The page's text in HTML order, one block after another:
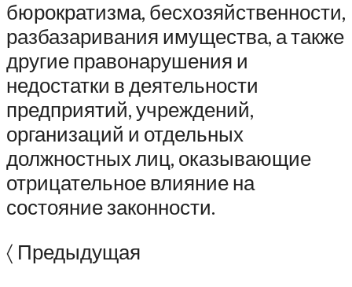
бюрократизма, бесхозяйственности,
разбазаривания имущества, а также
другие правонарушения и
недостатки в деятельности
предприятий, учреждений,
организаций и отдельных
должностных лиц, оказывающие
отрицательное влияние на
состояние законности.
〈 Предыдущая